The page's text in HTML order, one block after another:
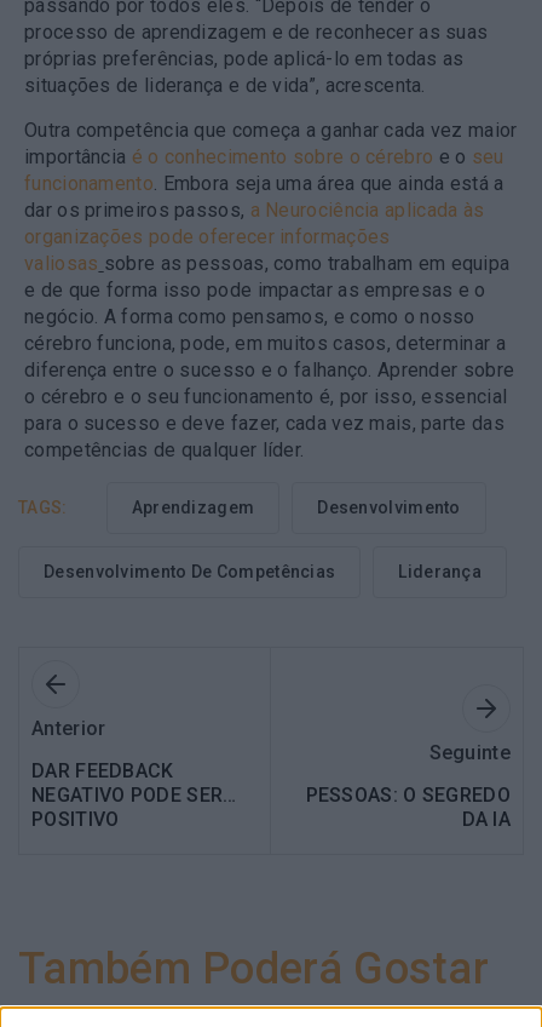
passando por todos eles. “Depois de tender o
processo de aprendizagem e de reconhecer as suas
próprias preferências, pode aplicá-lo em todas as
situações de liderança e de vida”, acrescenta.
Outra competência que começa a ganhar cada vez maior
importância é o conhecimento sobre o cérebro e o seu
funcionamento. Embora seja uma área que ainda está a
dar os primeiros passos, a Neurociência aplicada às
organizações pode oferecer informações
valiosas sobre as pessoas, como trabalham em equipa
e de que forma isso pode impactar as empresas e o
negócio. A forma como pensamos, e como o nosso
cérebro funciona, pode, em muitos casos, determinar a
diferença entre o sucesso e o falhanço. Aprender sobre
o cérebro e o seu funcionamento é, por isso, essencial
para o sucesso e deve fazer, cada vez mais, parte das
competências de qualquer líder.
TAGS: Aprendizagem Desenvolvimento
Desenvolvimento De Competências Liderança
Anterior
DAR FEEDBACK
NEGATIVO PODE SER…
POSITIVO
Seguinte
PESSOAS: O SEGREDO
DA IA
Também Poderá Gostar